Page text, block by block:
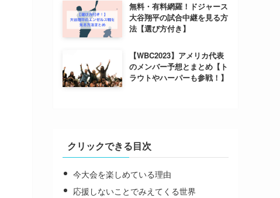
無料・有料網羅！ドジャース
大谷翔平の試合中継を見る方
法【選び方付き】
【WBC2023】アメリカ代表
のメンバー予想とまとめ【ト
ラウトやハーパーも参戦！】
クリックできる目次
今大会を楽しめている理由
応援しないことでみえてくる世界